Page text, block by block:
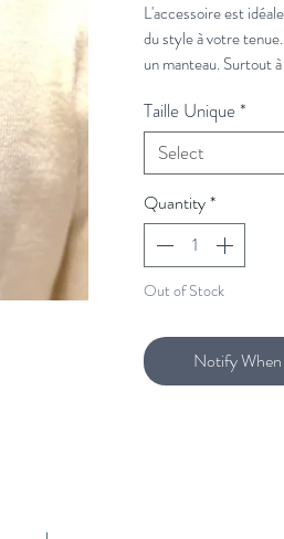
L'accessoire est
du style à votre
un manteau. Surtout
À associer avec :
Veste en laine
Vous souhaitez plus
Cliquez ici et un
Taille Unique*
Select
Quantity*
Out of Stock
Notify